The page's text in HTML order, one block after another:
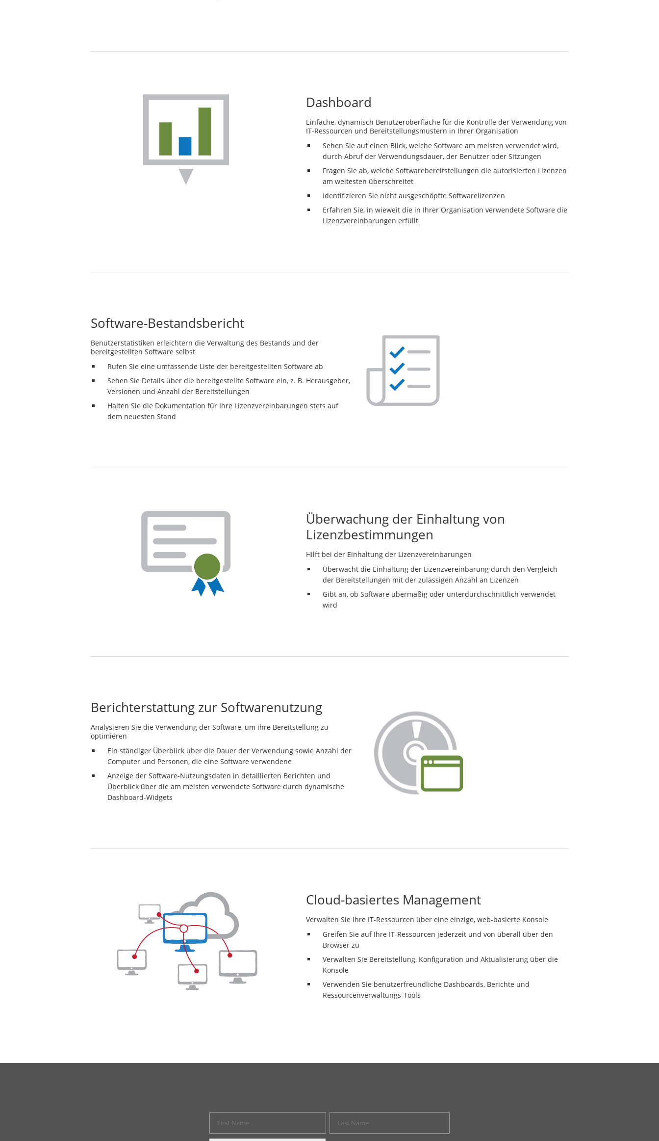
Dashboard
Einfache, dynamisch Benutzeroberfläche für die Kontrolle der Verwendung von
IT-Ressourcen und Bereitstellungsmustern in Ihrer Organisation
Sehen Sie auf einen Blick, welche Software am meisten verwendet wird,
durch Abruf der Verwendungsdauer, der Benutzer oder Sitzungen
Fragen Sie ab, welche Softwarebereitstellungen die autorisierten Lizenzen
am weitesten überschreitet
Identifizieren Sie nicht ausgeschöpfte Softwarelizenzen
Erfahren Sie, in wieweit die in Ihrer Organisation verwendete Software die
Lizenzvereinbarungen erfüllt
Software-Bestandsbericht
Benutzerstatistiken erleichtern die Verwaltung des Bestands und der
bereitgestellten Software selbst
Rufen Sie eine umfassende Liste der bereitgestellten Software ab
Sehen Sie Details über die bereitgestellte Software ein, z. B. Herausgeber,
Versionen und Anzahl der Bereitstellungen
Halten Sie die Dokumentation für Ihre Lizenzvereinbarungen stets auf
dem neuesten Stand
Überwachung der Einhaltung von
Lizenzbestimmungen
Hilft bei der Einhaltung der Lizenzvereinbarungen
Überwacht die Einhaltung der Lizenzvereinbarung durch den Vergleich
der Bereitstellungen mit der zulässigen Anzahl an Lizenzen
Gibt an, ob Software übermäßig oder unterdurchschnittlich verwendet
wird
Berichterstattung zur Softwarenutzung
Analysieren Sie die Verwendung der Software, um ihre Bereitstellung zu
optimieren
Ein ständiger Überblick über die Dauer der Verwendung sowie Anzahl der
Computer und Personen, die eine Software verwendene
Anzeige der Software-Nutzungsdaten in detaillierten Berichten und
Überblick über die am meisten verwendete Software durch dynamische
Dashboard-Widgets
Cloud-basiertes Management
Verwalten Sie Ihre IT-Ressourcen über eine einzige, web-basierte Konsole
Greifen Sie auf Ihre IT-Ressourcen jederzeit und von überall über den
Browser zu
Verwalten Sie Bereitstellung, Konfiguration und Aktualisierung über die
Konsole
Verwenden Sie benutzerfreundliche Dashboards, Berichte und
Ressourcenverwaltungs-Tools